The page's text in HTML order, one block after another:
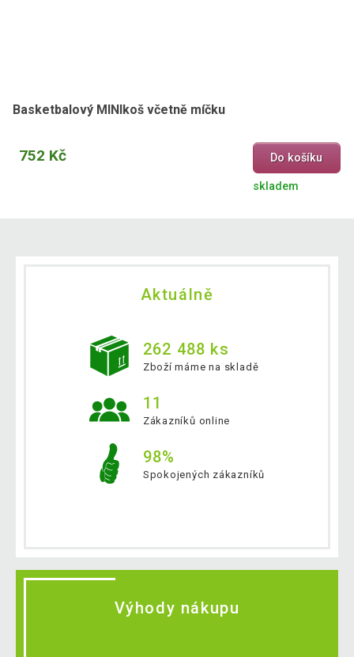
Basketbalový MINIkoš včetně míčku
752 Kč Do košíku
skladem
Aktuálně
262 488 ks
Zboží máme na skladě
11
Zákazníků online
98%
Spokojených zákazníků
Výhody nákupu